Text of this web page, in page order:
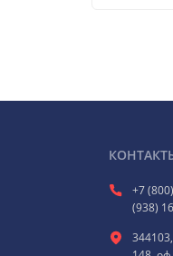
+7
(938)